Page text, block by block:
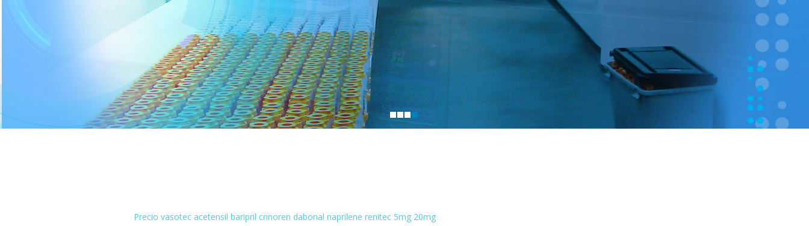
Precio vasotec acetensil baripril crinoren dabonal naprilene renitec 5mg 20mg